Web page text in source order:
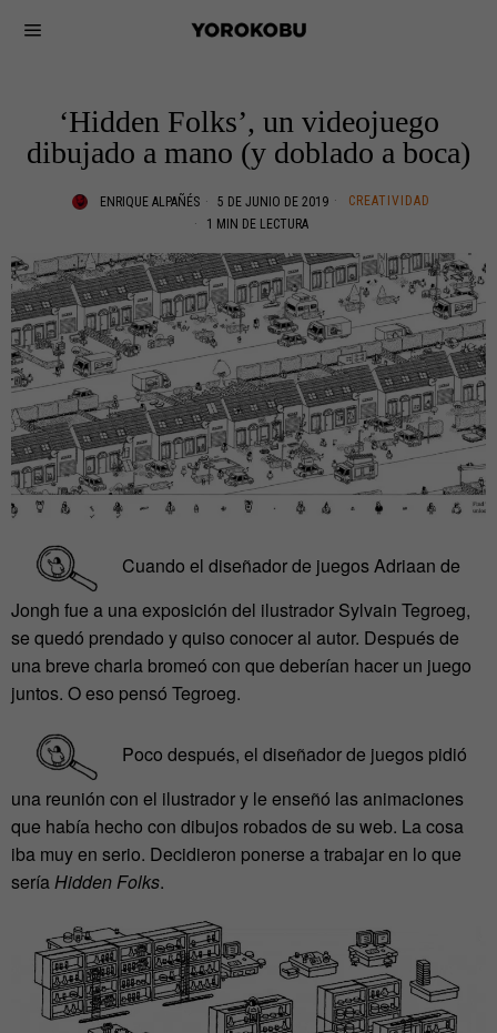
‘Hidden Folks’, un videojuego
dibujado a mano (y doblado a boca)
ENRIQUE ALPAÑÉS 5 DE JUNIO DE 2019
CREATIVIDAD
1 MIN DE LECTURA
Cuando el diseñador de juegos Adriaan de
Jongh fue a una exposición del ilustrador Sylvain Tegroeg,
se quedó prendado y quiso conocer al autor. Después de
una breve charla bromeó con que deberían hacer un juego
juntos. O eso pensó Tegroeg.
Poco después, el diseñador de juegos pidió
una reunión con el ilustrador y le enseñó las animaciones
que había hecho con dibujos robados de su web. La cosa
iba muy en serio. Decidieron ponerse a trabajar en lo que
seríaHidden Folks.